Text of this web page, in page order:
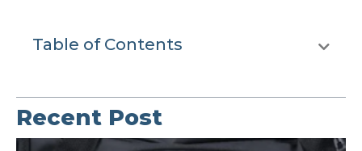
Table of Contents
Recent Post